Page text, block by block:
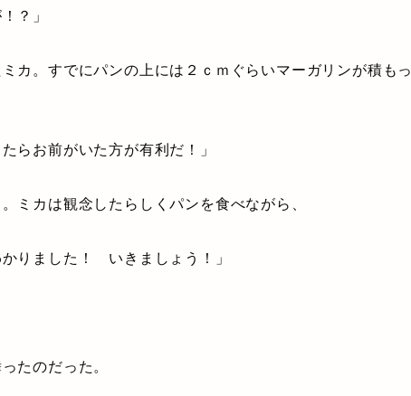
？」
カ。すでにパンの上には２ｃｍぐらいマーガリンが積もっ
らお前がいた方が有利だ！」
ミカは観念したらしくパンを食べながら、
りました！ いきましょう！」
たのだった。